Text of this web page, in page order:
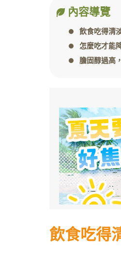
內容導覽
飲食吃得清
怎麼吃才能
膽固醇過高
飲食吃得